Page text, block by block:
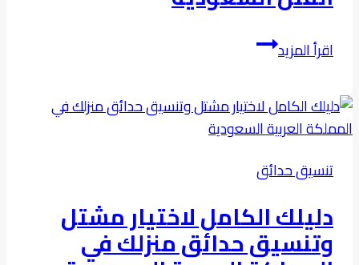
اقرأ المزيداستغلال
المساحات
تنسيق
حدائق
الدرج
الفلل
السعودية
تنسيق حدائق
دليلك الكامل لاختيار مشتل
وتنسيق حدائق منزلك في